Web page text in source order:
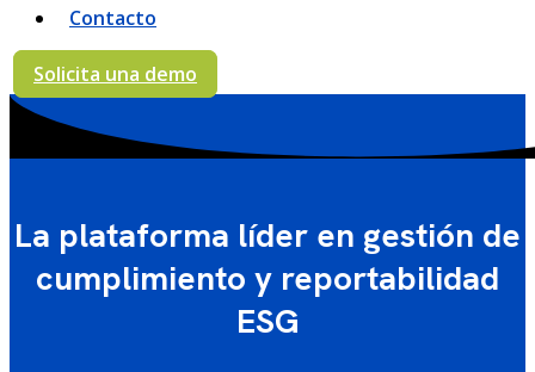
Contacto
Solicita una demo
La plataforma líder en gestión de
cumplimiento y reportabilidad
ESG